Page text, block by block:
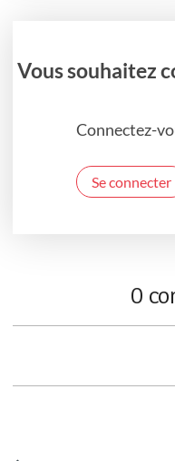
Vous souhaitez
Connectez-
Se connecter
0